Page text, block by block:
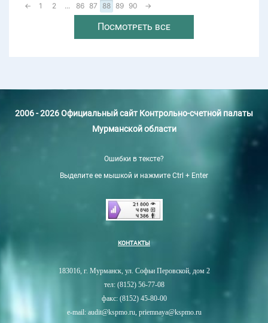
← 1 2 ... 86 87 88 89 90 →
Посмотреть все
2006 - 2026 Официальный сайт Контрольно-счетной палаты
Мурманской области
Ошибки в тексте?
Выделите ее мышкой и нажмите Ctrl + Enter
КОНТАКТЫ
183016, г. Мурманск, ул. Софьи Перовской, дом 2
тел: (8152) 56-77-08
факс: (8152) 45-80-00
e-mail: audit@kspmo.ru, priemnaya@kspmo.ru